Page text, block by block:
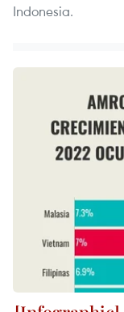
Indonesia.